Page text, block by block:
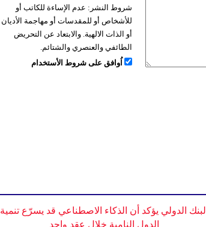
شروط النشر: عدم الإساءة للكاتب أو
للأشخاص أو للمقدسات أو مهاجمة الأديان
أو الذات الالهية. والابتعاد عن التحريض
الطائفي والعنصري والشتائم.
اُوافق على شروط الأستخدام
البنك الدولي يؤكد أن الذكاء الاصطناعي قد يسرّع تنمية
الدول النامية خلال عقد واحد